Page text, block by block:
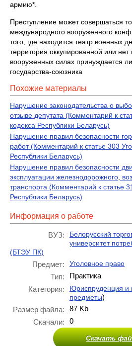
армию*.
Преступление может совершаться
международного воору­женного
того, где находится театр военных
территория оккупированной или нет
вооруженных силах принуждается
государства-союзника
Похожие материалы
Нарушение законодательства о
отзыве депутата (Комментарий к
кодекса Республики Беларусь)
Нарушение правил безопасности
работ (Комментарий к статье 303
Республики Беларусь)
Нарушение правил безопасности
эксплуатации железнодорожного,
транспорта (Комментарий к статье
Республики Беларусь)
Информация о работе
ВУЗ:
Белорусский
университет
(БТЭУ ПК)
Предмет: Уголовное право
Тип:
Практика
Категория:
Юриспруденция и
предметы)
Размер файла:
87 Kb
Скачали:
0
Скачать